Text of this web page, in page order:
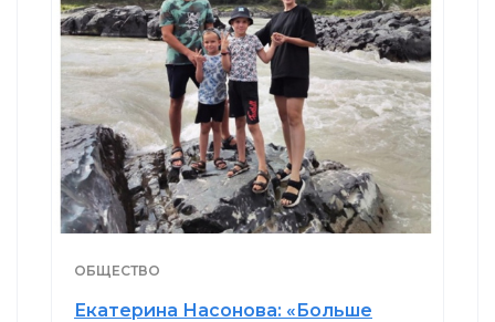
ОБЩЕСТВО
Екатерина Насонова: «Больше